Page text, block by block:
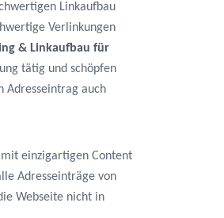
Linkaufbau
Verlinkungen
& Linkaufbau für
tätig und schöpfen
Adresseintrag auch
einzigartigen Content
Adresseinträge von
Webseite nicht in